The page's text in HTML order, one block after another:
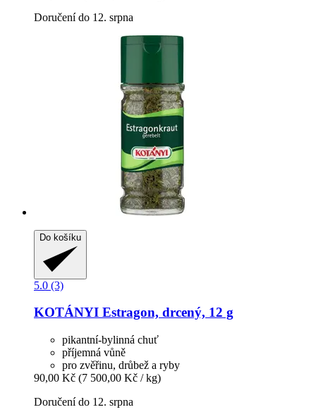
Doručení do 12. srpna
Do košíku
5.0 (3)
KOTÁNYI Estragon, drcený, 12 g
pikantní-bylinná chuť
příjemná vůně
pro zvěřinu, drůbež a ryby
90,00 Kč (7 500,00 Kč / kg)
Doručení do 12. srpna